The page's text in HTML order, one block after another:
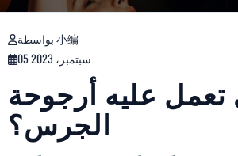
بواسطة 小编
05 سبتمبر، 2023
تعمل عليه أرجوحة
الجرس؟